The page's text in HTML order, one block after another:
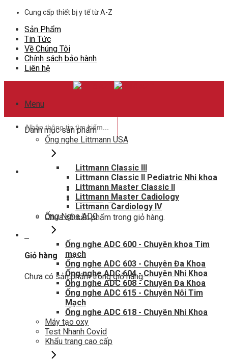
Skip
content
Cung cấp thiết bị y tế từ A-Z
Sản Phẩm
Tin Tức
Về Chúng Tôi
Chính sách bảo hành
Liên hệ
Menu
kiếm:
Hotline hỗ trợ
0948802788
Giỏ hàng0
Chưa có sản phẩm trong giỏ hàng.
Giỏ hàng
Chưa có sản phẩm trong giỏ hàng.
Danh mục sản phẩm
Ống nghe Littmann USA
Littmann Classic III
Littmann Classic II Pediatric Nhi khoa
Littmann Master Classic II
Littmann Master Cadiology
Littmann Cardiology IV
Ống Nghe ADC
Ống nghe ADC 600 - Chuyên khoa Tim
mạch
Ống nghe ADC 603 - Chuyên Đa Khoa
Ống nghe ADC 604 - Chuyên Nhi Khoa
Ống nghe ADC 608 - Chuyên Đa Khoa
Ống nghe ADC 615 - Chuyên Nội Tim
Mạch
Ống nghe ADC 618 - Chuyên Nhi Khoa
Máy tạo oxy
Test Nhanh Covid
Khẩu trang cao cấp